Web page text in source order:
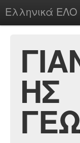
Ελληνικά ΕΛΟ
chesstu.be @ discord
LoginΗΣ